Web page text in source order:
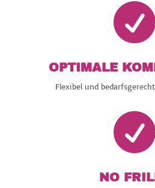

OPTIMALE
Flexibel und

NO